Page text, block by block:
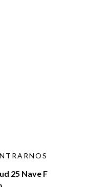
25 Nave F